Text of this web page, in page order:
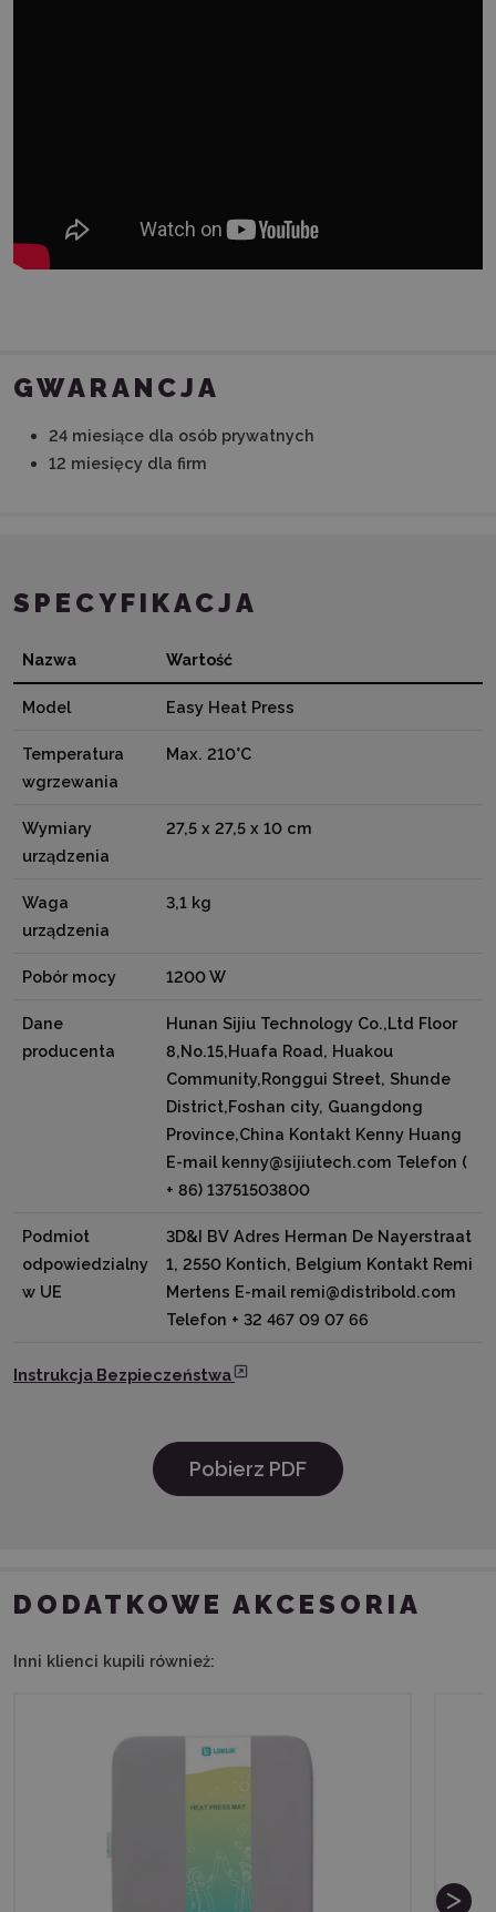
GWARANCJA
24 miesiące dla osób prywatnych
12 miesięcy dla firm
SPECYFIKACJA
Nazwa Wartość
Model Easy Heat Press
Temperatura
wgrzewania
Max. 210°C
Wymiary
urządzenia
27,5 x 27,5 x 10 cm
Waga
urządzenia
3,1 kg
Pobór mocy 1200 W
Dane
producenta
Hunan Sijiu Technology Co.,Ltd Floor
8,No.15,Huafa Road, Huakou
Community,Ronggui Street, Shunde
District,Foshan city, Guangdong
Province,China Kontakt Kenny Huang
E-mail kenny@sijiutech.com Telefon (
+ 86) 13751503800
Podmiot
odpowiedzialny
w UE
3D&I BV Adres Herman De Nayerstraat
1, 2550 Kontich, Belgium Kontakt Remi
Mertens E-mail remi@distribold.com
Telefon + 32 467 09 07 66
Instrukcja Bezpieczeństwa
Pobierz PDF
DODATKOWE AKCESORIA
Inni klienci kupili również: